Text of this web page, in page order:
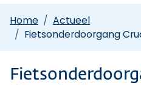
Home
Actueel
Fietsonderdoorgang